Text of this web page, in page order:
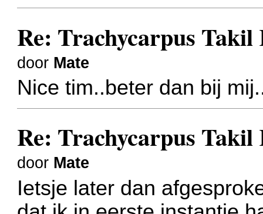
Re: Trachycarpus
door Mate
Nice tim..beter dan bij
Re: Trachycarpus
door Mate
Ietsje later dan